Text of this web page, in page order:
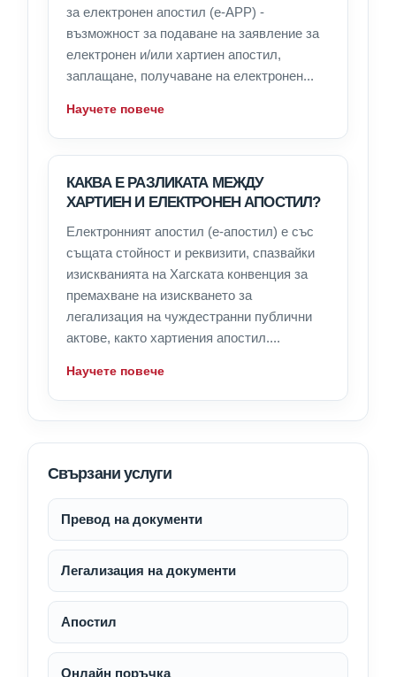
за електронен апостил (e-APP) -
възможност за подаване на заявление за
електронен и/или хартиен апостил,
заплащане, получаване на електронен...
Научете повече
КАКВА Е РАЗЛИКАТА МЕЖДУ
ХАРТИЕН И ЕЛЕКТРОНЕН АПОСТИЛ?
Електронният апостил (е-апостил) е със
същата стойност и реквизити, спазвайки
изискванията на Хагската конвенция за
премахване на изискването за
легализация на чуждестранни публични
актове, както хартиения апостил....
Научете повече
Свързани услуги
Превод на документи
Легализация на документи
Апостил
Онлайн поръчка